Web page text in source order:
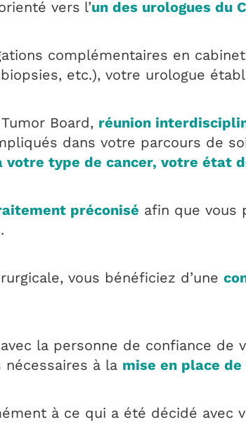
vers l’un des urologues du
complémentaires en
etc.), votre urologue
Board, réunion
dans votre parcours de
type de cancer, votre état
préconisé afin que vous
vous bénéficiez d’une
avec la personne de confiance de
à la mise en place
à ce qui a été décidé avec